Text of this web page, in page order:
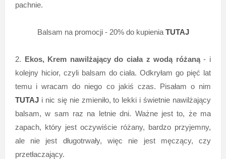
pachnie.
Balsam na promocji - 20% do kupienia TUTAJ
2. Ekos, Krem nawilżający do ciała z wodą różaną- i
kolejny hicior, czyli balsam do ciała. Odkryłam go pięć lat
temu i wracam do niego co jakiś czas. Pisałam o nim
TUTAJi nic się nie zmieniło, to lekki i świetnie nawilżający
balsam, w sam raz na letnie dni. Ważne jest to, że ma
zapach, który jest oczywiście różany, bardzo przyjemny,
ale nie jest długotrwały, więc nie jest męczący, czy
przetłaczający.